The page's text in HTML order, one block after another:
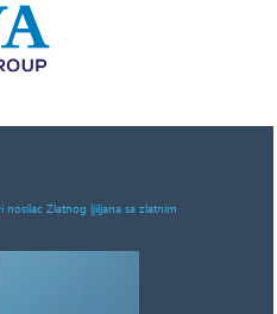
nosilac Zlatnog ljiljana sa zlatnim